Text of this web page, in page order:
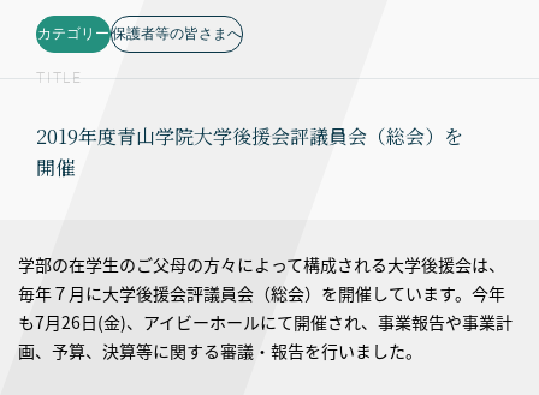
カテゴリー 保護者等の皆さまへ
TITLE
2019年度青山学院大学後援会評議員会（総会）を
開催
学部の在学生のご父母の方々によって構成される大学後援会は、
毎年７月に大学後援会評議員会（総会）を開催しています。今年
も7月26日(金)、アイビーホールにて開催され、事業報告や事業計
画、予算、決算等に関する審議・報告を行いました。